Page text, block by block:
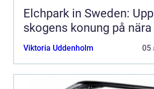
Elchpark in Sweden:
skogens konung på nära
Viktoria Uddenholm 05